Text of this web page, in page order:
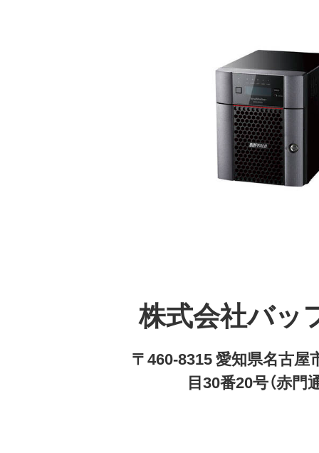
株式会社バッ
〒460-8315 愛知県名古屋
目30番20号（赤門